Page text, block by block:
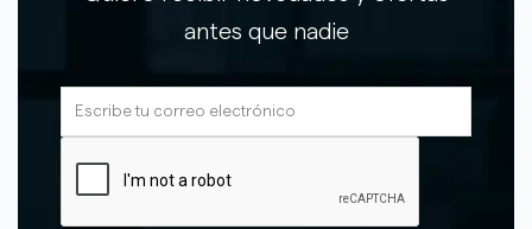
antes que nadie